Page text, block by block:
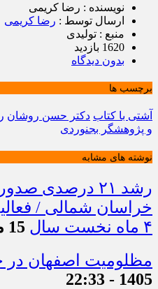
نویسنده : رضا کریمی
ارسال توسط : رضا کریمی
منبع : تولیدی
1620 بازدید
بدون دیدگاه
برچسب ها
آشتی با کتاب دکتر حسن روشان
و پژوهشگر بجنوردی
نوشته های مشابه
رشد ۲۱ درصدی
۴ ماه نخست سال
15 مرداد 1405 - 0:03
مظلومیت اصفهان
1405 - 22:33